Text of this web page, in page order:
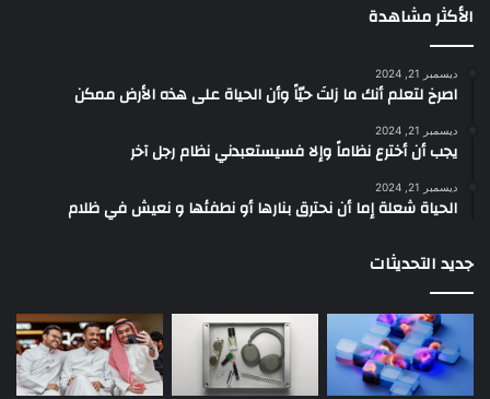
الأكثر مشاهدة
ديسمبر 21, 2024
‫اصرخ لتعلم أنك ما زلتَ حيّاً وأن الحياة على هذه الأرض ممكن
ديسمبر 21, 2024
يجب أن أخترع نظاماً وإلا فسيستعبدني نظام رجل آخر
ديسمبر 21, 2024
الحياة شعلة إما أن نحترق بنارها أو نطفئها و نعيش في ظلام
جديد التحديثات